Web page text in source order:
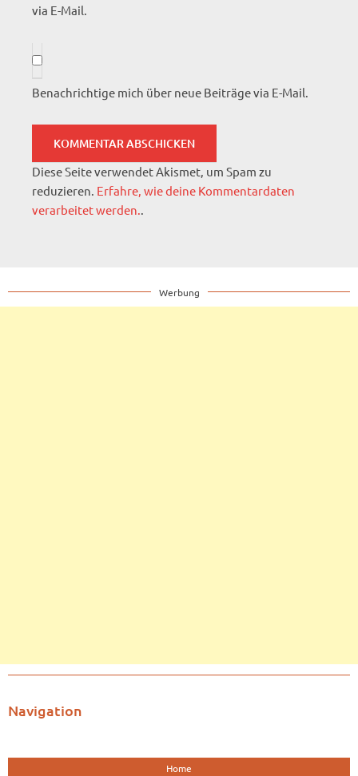
via E-Mail.
Benachrichtige mich über neue Beiträge via E-Mail.
Diese Seite verwendet Akismet, um Spam zu
reduzieren. Erfahre, wie deine Kommentardaten
verarbeitet werden.
Werbung
Navigation
Home